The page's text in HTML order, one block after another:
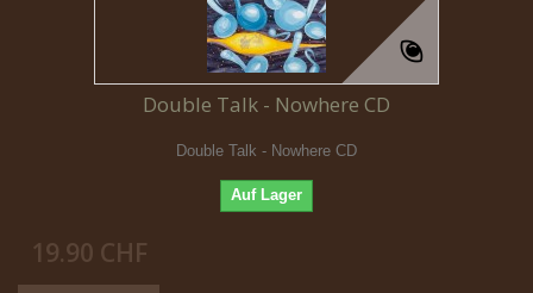
Double Talk - Nowhere CD
Double Talk - Nowhere CD
Auf Lager
19.90 CHF